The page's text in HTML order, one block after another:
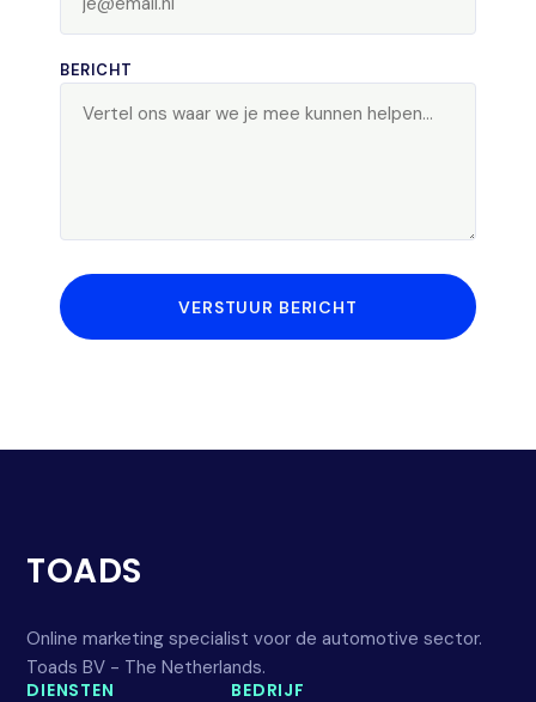
BERICHT
VERSTUUR BERICHT
TOADS
Online marketing specialist voor de automotive sector.
Toads BV - The Netherlands.
DIENSTEN
BEDRIJF